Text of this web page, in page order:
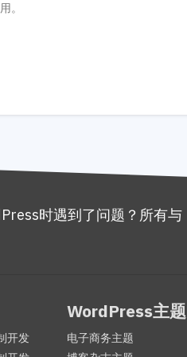
。
时遇到了问题？所有与
开发
WordPress主题
电子商务主题